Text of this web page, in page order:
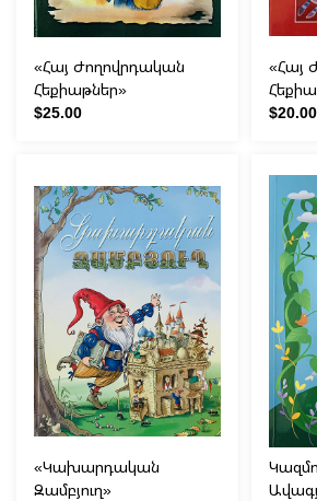
«Հայ Ժողովրդական
Հեքիաթներ»
$25.00
«Հայ
$20.00
«Կախարդական
Զամբյուղ»